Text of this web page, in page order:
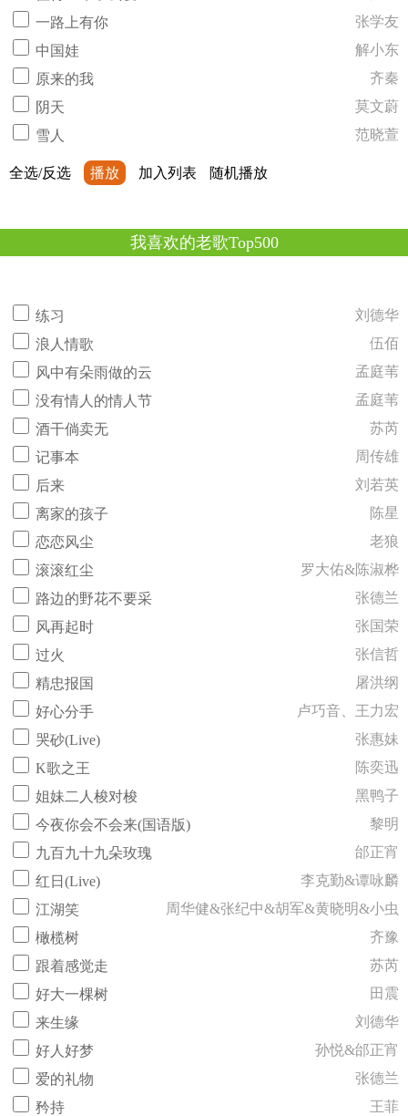
一路上有你
张学友
中国娃
解小东
原来的我
齐秦
阴天
莫文蔚
雪人
范晓萱
全选/反选 播放 加入列表 随机播放
我喜欢的老歌Top500
练习
刘德华
浪人情歌
伍佰
风中有朵雨做的云
孟庭苇
没有情人的情人节
孟庭苇
酒干倘卖无
苏芮
记事本
周传雄
后来
刘若英
离家的孩子
陈星
恋恋风尘
老狼
滚滚红尘
罗大佑&陈淑桦
路边的野花不要采
张德兰
风再起时
张国荣
过火
张信哲
精忠报国
屠洪纲
好心分手
卢巧音、王力宏
哭砂(Live)
张惠妹
K歌之王
陈奕迅
姐妹二人梭对梭
黑鸭子
今夜你会不会来(国语版)
黎明
九百九十九朵玫瑰
邰正宵
红日(Live)
李克勤&谭咏麟
江湖笑
周华健&张纪中&胡军&黄晓明&小虫
橄榄树
齐豫
跟着感觉走
苏芮
好大一棵树
田震
来生缘
刘德华
好人好梦
孙悦&邰正宵
爱的礼物
张德兰
矜持
王菲